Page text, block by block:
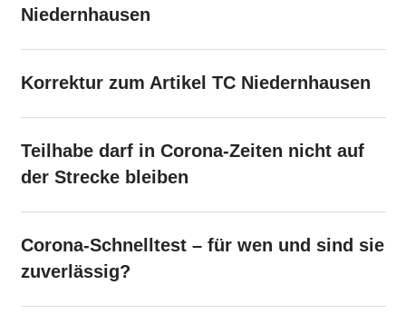
Niedernhausen
Korrektur zum Artikel TC Niedernhausen
Teilhabe darf in Corona-Zeiten nicht auf
der Strecke bleiben
Corona-Schnelltest – für wen und sind sie
zuverlässig?